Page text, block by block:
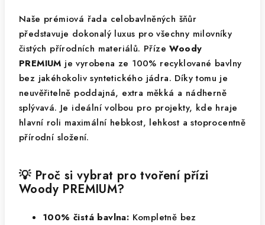
Naše prémiová řada celobavlněných šňůr
představuje dokonalý luxus pro všechny milovníky
čistých přírodních materiálů. PřízeWoody
PREMIUM je vyrobena ze 100% recyklované bavlny
bez jakéhokoliv syntetického jádra. Díky tomu je
neuvěřitelně poddajná, extra měkká a nádherně
splývavá. Je ideální volbou pro projekty, kde hraje
hlavní roli maximální hebkost, lehkost a stoprocentně
přírodní složení.
💡 Proč si vybrat pro tvoření přízi
Woody PREMIUM?
100% čistá bavlna: Kompletně bez